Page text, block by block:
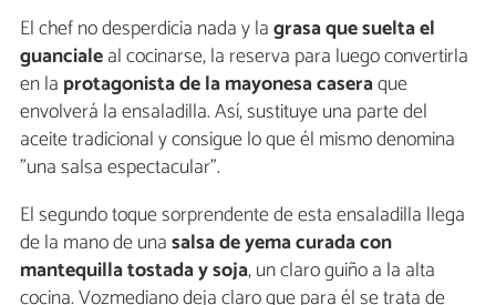
El chef no desperdicia nada y lagrasa que suelta el
guancialeal cocinarse, la reserva para luego convertirla
en la protagonista de la mayonesa caseraque
envolverá la ensaladilla. Así, sustituye una parte del
aceite tradicional y consigue lo que él mismo denomina
"una salsa espectacular".
El segundo toque sorprendente de esta ensaladilla llega
de la mano de unasalsa de yema curada con
mantequilla tostada y soja, un claro guiño a la alta